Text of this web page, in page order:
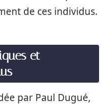
de ces individus.
et
par Paul Dugué,